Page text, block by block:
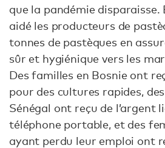
que la pandémie disparaisse.
aidé les producteurs de
tonnes de pastèques en
sûr et hygiénique vers les
Des familles en Bosnie ont
pour des cultures rapides,
Sénégal ont reçu de l’argent
téléphone portable, et des
ayant perdu leur emploi ont